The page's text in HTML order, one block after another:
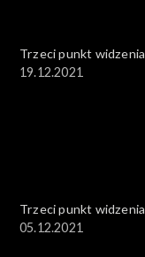
Trzeci punkt widzenia
19.12.2021
Trzeci punkt widzenia
05.12.2021